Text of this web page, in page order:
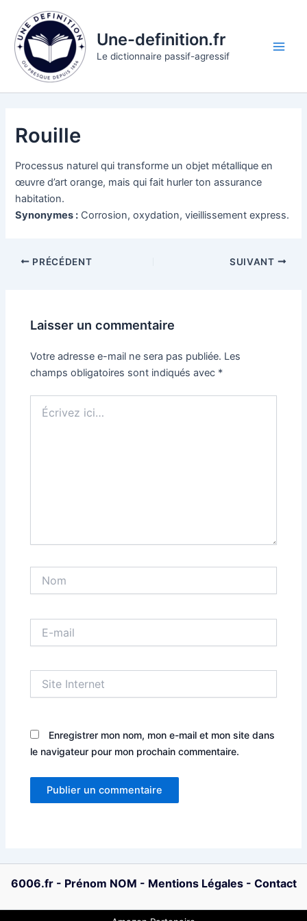
contenu
Une-definition.fr
Le dictionnaire passif-agressif
Rouille
Processus naturel qui transforme un objet métallique en
œuvre d’art orange, mais qui fait hurler ton assurance
habitation.
Synonymes : Corrosion, oxydation, vieillissement express.
PRÉCÉDENT SUIVANT
Laisser un commentaire
Votre adresse e-mail ne sera pas publiée. Les
champs obligatoires sont indiqués avec *
ici…
mail
Internet
Enregistrer mon nom, mon e-mail et mon site dans
le navigateur pour mon prochain commentaire.
6006.fr- Prénom NOM - Mentions Légales- Contact